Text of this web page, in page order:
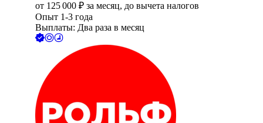
от 125 000 ₽ за месяц, до вычета налогов
Опыт 1-3 года
Выплаты: Два раза в месяц